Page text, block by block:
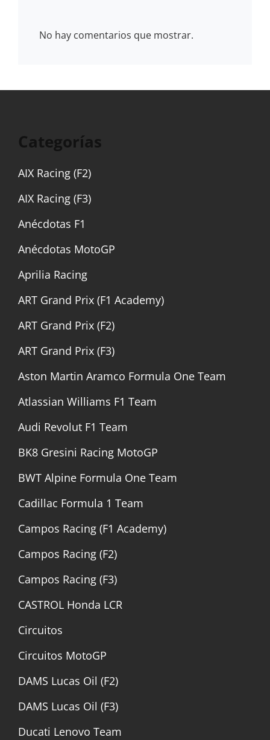
No hay comentarios que mostrar.
Categorías
AIX Racing (F2)
AIX Racing (F3)
Anécdotas F1
Anécdotas MotoGP
Aprilia Racing
ART Grand Prix (F1 Academy)
ART Grand Prix (F2)
ART Grand Prix (F3)
Aston Martin Aramco Formula One Team
Atlassian Williams F1 Team
Audi Revolut F1 Team
BK8 Gresini Racing MotoGP
BWT Alpine Formula One Team
Cadillac Formula 1 Team
Campos Racing (F1 Academy)
Campos Racing (F2)
Campos Racing (F3)
CASTROL Honda LCR
Circuitos
Circuitos MotoGP
DAMS Lucas Oil (F2)
DAMS Lucas Oil (F3)
Ducati Lenovo Team